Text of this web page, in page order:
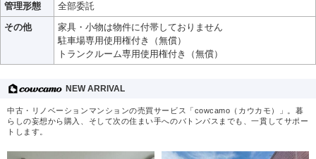
管理形態
全部委託
その他
家具・小物は物件に付帯しておりません
駐車場専用使用権付き（無償）
トランクルーム専用使用権付き（無償）
NEW ARRIVAL
中古・リノベーションマンションの売買サービス「cowcamo（カウカモ）」。暮
らしの妄想から購入、そして次の住まい手へのバトンパスまでも、一貫してサポー
トします。